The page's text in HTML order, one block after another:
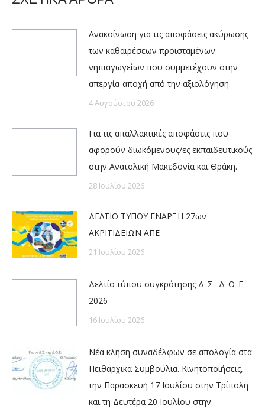
Ανακοίνωση για τις αποφάσεις ακύρωσης
των καθαιρέσεων προϊσταμένων
νηπιαγωγείων που συμμετέχουν στην
απεργία-αποχή από την αξιολόγηση
4 Αυγούστου 2026
Για τις απαλλακτικές αποφάσεις που
αφορούν διωκόμενους/ες εκπαιδευτικούς
στην Ανατολική Μακεδονία και Θράκη.
28 Ιουλίου 2026
ΔΕΛΤΙΟ ΤΥΠΟΥ ΕΝΑΡΞΗ 27ων
ΑΚΡΙΤΙΔΕΙΩΝ ΑΠΕ
21 Ιουλίου 2026
Δελτίο τύπου συγκρότησης Δ_Σ_ Δ_Ο_Ε_
2026
16 Ιουλίου 2026
Νέα κλήση συναδέλφων σε απολογία στα
Πειθαρχικά Συμβούλια. Κινητοποιήσεις,
την Παρασκευή 17 Ιουλίου στην Τρίπολη
και τη Δευτέρα 20 Ιουλίου στην